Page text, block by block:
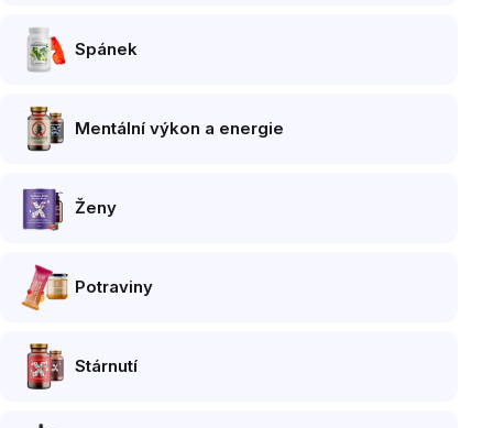
Spánek
Mentální výkon a energie
Ženy
Potraviny
Stárnutí